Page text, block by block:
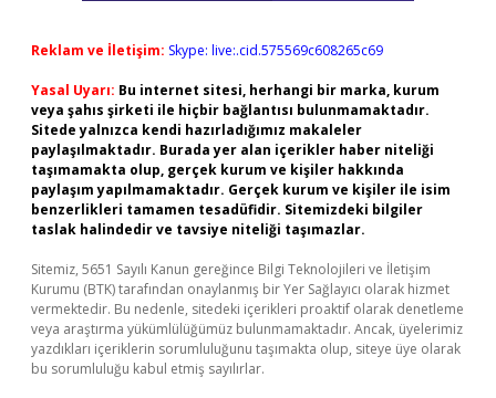
Reklam ve İletişim: Skype: live:.cid.575569c608265c69
Yasal Uyarı: Bu internet sitesi, herhangi bir marka, kurum
veya şahıs şirketi ile hiçbir bağlantısı bulunmamaktadır.
Sitede yalnızca kendi hazırladığımız makaleler
paylaşılmaktadır. Burada yer alan içerikler haber niteliği
taşımamakta olup, gerçek kurum ve kişiler hakkında
paylaşım yapılmamaktadır. Gerçek kurum ve kişiler ile isim
benzerlikleri tamamen tesadüfidir. Sitemizdeki bilgiler
taslak halindedir ve tavsiye niteliği taşımazlar.
Sitemiz, 5651 Sayılı Kanun gereğince Bilgi Teknolojileri ve İletişim
Kurumu (BTK) tarafından onaylanmış bir Yer Sağlayıcı olarak hizmet
vermektedir. Bu nedenle, sitedeki içerikleri proaktif olarak denetleme
veya araştırma yükümlülüğümüz bulunmamaktadır. Ancak, üyelerimiz
yazdıkları içeriklerin sorumluluğunu taşımakta olup, siteye üye olarak
bu sorumluluğu kabul etmiş sayılırlar.